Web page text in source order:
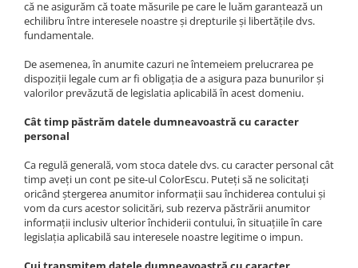
că ne asigurăm că toate măsurile pe care le luăm garantează un
echilibru între interesele noastre și drepturile și libertățile dvs.
fundamentale.
De asemenea, în anumite cazuri ne întemeiem prelucrarea pe
dispoziții legale cum ar fi obligația de a asigura paza bunurilor și
valorilor prevăzută de legislatia aplicabilă în acest domeniu.
Cât timp păstrăm datele dumneavoastră cu caracter
personal
Ca regulă generală, vom stoca datele dvs. cu caracter personal cât
timp aveți un cont pe site-ul ColorEscu. Puteți să ne solicitați
oricând ștergerea anumitor informații sau închiderea contului și
vom da curs acestor solicitări, sub rezerva păstrării anumitor
informații inclusiv ulterior închiderii contului, în situațiile în care
legislația aplicabilă sau interesele noastre legitime o impun.